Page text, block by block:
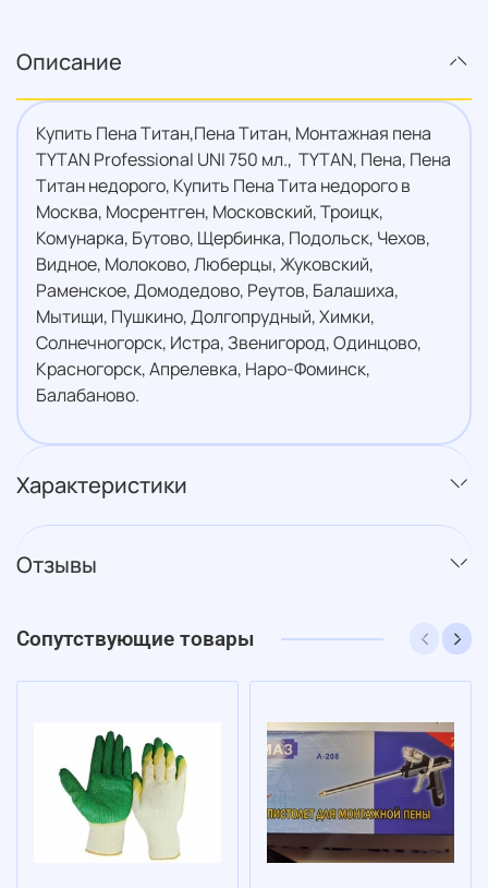
Описание
Купить Пена Титан,Пена Титан, Монтажная пена
TYTAN Professional UNI 750 мл., TYTAN, Пена, Пена
Титан недорого, Купить Пена Тита недорого в
Москва, Мосрентген, Московский, Троицк,
Комунарка, Бутово, Щербинка, Подольск, Чехов,
Видное, Молоково, Люберцы, Жуковский,
Раменское, Домодедово, Реутов, Балашиха,
Мытищи, Пушкино, Долгопрудный, Химки,
Солнечногорск, Истра, Звенигород, Одинцово,
Красногорск, Апрелевка, Наро-Фоминск,
Балабаново.
Характеристики
Отзывы
Сопутствующие товары